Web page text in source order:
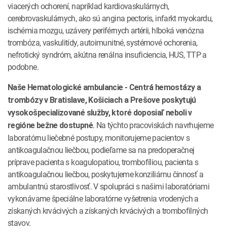
viacerých ochorení, napríklad kardiovaskulárnych,
cerebrovaskulárnych, ako sú angina pectoris, infarkt myokardu,
ischémia mozgu, uzávery periférnych artérii, hlboká venózna
trombóza, vaskulitídy, autoimunitné, systémové ochorenia,
nefrotický syndróm, akútna renálna insuficiencia, HUS, TTP a
podobne.
Naše Hematologické ambulancie - Centrá hemostázy a
trombózy v Bratislave,Košiciach a Prešoveposkytujú
vysokošpecializované služby, ktoré doposiaľ neboli v
regióne bežne dostupné. Na týchto pracoviskách navrhujeme
laboratórnu liečebné postupy, monitorujeme pacientov s
antikoagulačnou liečbou, podieľame sa na predoperačnej
príprave pacienta s koagulopatiou, trombofíliou, pacienta s
antikoagulačnou liečbou, poskytujeme konziliárnu činnosť a
ambulantnú starostlivosť. V spolupráci s našimi laboratóriami
vykonávame špeciálne laboratórne vyšetrenia vrodených a
získaných krvácivých a získaných krvácivých a trombofilných
stavov.